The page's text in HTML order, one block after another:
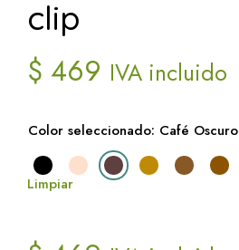
clip
$ 469 IVA incluido
Color seleccionado: Café Oscuro
Limpiar